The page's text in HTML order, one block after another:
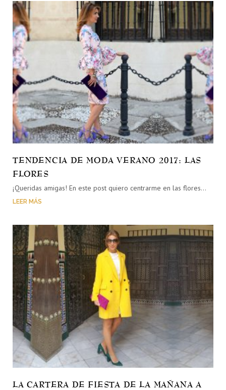
TENDENCIA DE MODA VERANO 2017: LAS
FLORES
¡Queridas amigas! En este post quiero centrarme en las flores…
LEER MÁS
LA CARTERA DE FIESTA DE LA MAÑANA A